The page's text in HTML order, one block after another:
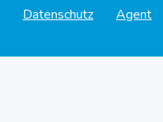
Datenschutz
Agent